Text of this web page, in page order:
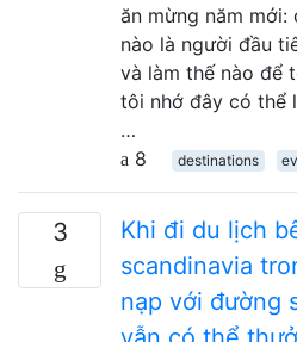
ăn mừng năm
nào là người đầu
và làm thế nào để
tôi nhớ đây có thể
…
8
destinations
3
Khi đi du lịch
scandinavia
nạp với đường